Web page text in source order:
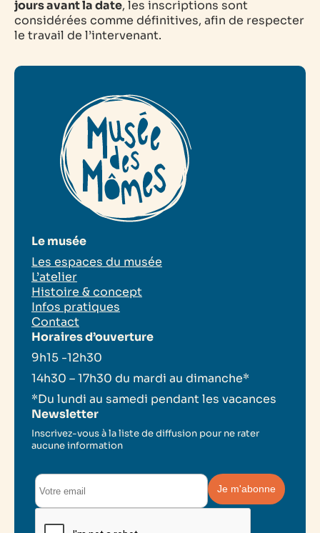
jours avant la date, les inscriptions sont
considérées comme définitives, afin de respecter
le travail de l’intervenant.
Le musée
Les espaces du musée
L’atelier
Histoire & concept
Infos pratiques
Contact
Horaires d’ouverture
9h15 -12h30
14h30 – 17h30 du mardi au dimanche*
*Du lundi au samedi pendant les vacances
Newsletter
Inscrivez-vous à la liste de diffusion pour ne rater
aucune information